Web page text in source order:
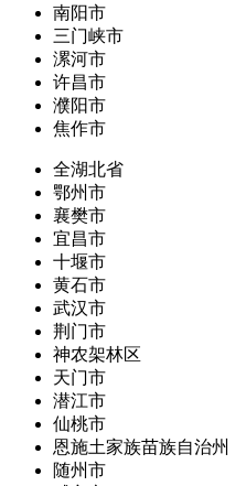
南阳市
三门峡市
漯河市
许昌市
濮阳市
焦作市
全湖北省
鄂州市
襄樊市
宜昌市
十堰市
黄石市
武汉市
荆门市
神农架林区
天门市
潜江市
仙桃市
恩施土家族苗族自治州
随州市